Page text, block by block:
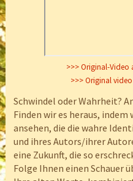
>>> Original-Video
>>> Original
Schwindel oder Wahrheit?
Finden wir es heraus,
ansehen, die die wahre
und ihres Autors/ihrer
eine Zukunft, die so
Folge Ihnen einen Schauer